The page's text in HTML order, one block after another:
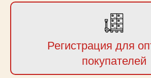
Регистрация для
покупателей